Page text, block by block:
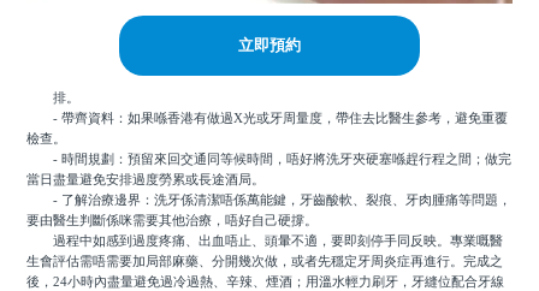
立即預約
排。
- 帶齊資料：如果喺香港有做過X光或牙周量度，帶住去比醫生參考，避免重覆
檢查。
- 時間規劃：預留來回交通同等候時間，唔好將洗牙夾硬塞喺趕行程之間；做完
當日盡量避免安排過度勞累或長途酒局。
- 了解治療邊界：洗牙係清潔唔係萬能鍵，牙齒酸軟、裂痕、牙肉腫痛等問題，
要由醫生判斷係咪需要其他治療，唔好自己硬撐。
過程中如感到過度疼痛、出血唔止、頭暈不適，要即刻停手同反映。專業嘅醫
生會評估需唔需要加局部麻藥、分開幾次做，或者先穩定牙周炎症再進行。完成之
後，24小時內盡量避免過冷過熱、辛辣、煙酒；用溫水輕力刷牙，牙縫位配合牙線